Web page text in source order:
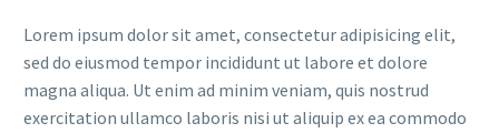
Lorem ipsum dolor sit amet, consectetur adipisicing elit,
sed do eiusmod tempor incididunt ut labore et dolore
magna aliqua. Ut enim ad minim veniam, quis nostrud
exercitation ullamco laboris nisi ut aliquip ex ea commodo